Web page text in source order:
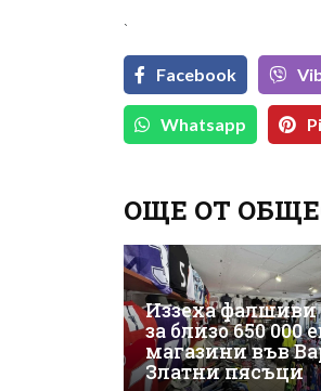
`
Facebook
Whatsapp
ОЩЕ ОТ
Иззеха фалшиви
за близо 650 000
магазини във
Златни пясъци